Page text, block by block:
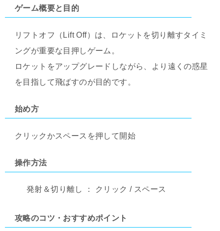
ゲーム概要と目的
リフトオフ（Lift Off）は、ロケットを切り離すタイミ
ングが重要な目押しゲーム。
ロケットをアップグレードしながら、より遠くの惑星
を目指して飛ばすのが目的です。
始め方
クリックかスペースを押して開始
操作方法
発射＆切り離し ： クリック / スペース
攻略のコツ・おすすめポイント